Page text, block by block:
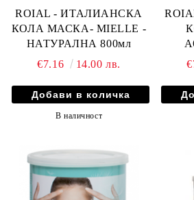
ROIAL - ИТАЛИАНСКА
КОЛА МАСКА- MIELLE -
НАТУРАЛНА 800мл
€7.16
14.00 лв.
В наличност